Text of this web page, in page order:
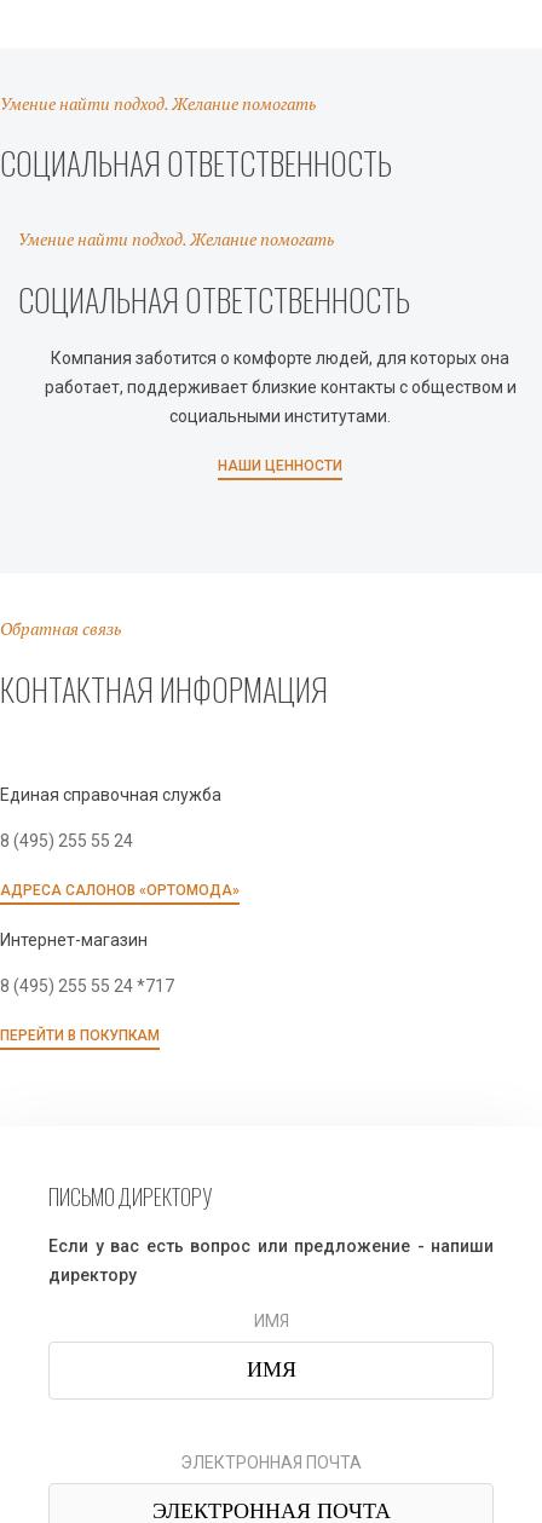
Умение найти подход. Желание помогать
СОЦИАЛЬНАЯ ОТВЕТСТВЕННОСТЬ
Умение найти подход. Желание помогать
СОЦИАЛЬНАЯ ОТВЕТСТВЕННОСТЬ
Компания заботится о комфорте людей, для которых она
работает, поддерживает близкие контакты с обществом и
социальными институтами.
НАШИ ЦЕННОСТИ
Обратная связь
КОНТАКТНАЯ ИНФОРМАЦИЯ
Единая справочная служба
8 (495) 255 55 24
АДРЕСА САЛОНОВ «ОРТОМОДА»
Интернет-магазин
8 (495) 255 55 24 *717
ПЕРЕЙТИ В ПОКУПКАМ
ПИСЬМО ДИРЕКТОРУ
Если у вас есть вопрос или предложение - напиши
директору
ИМЯ
ЭЛЕКТРОННАЯ ПОЧТА